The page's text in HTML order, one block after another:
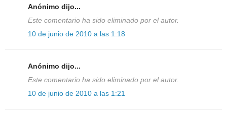
Anónimo dijo...
Este comentario ha sido eliminado por el autor.
10 de junio de 2010 a las 1:18
Anónimo dijo...
Este comentario ha sido eliminado por el autor.
10 de junio de 2010 a las 1:21